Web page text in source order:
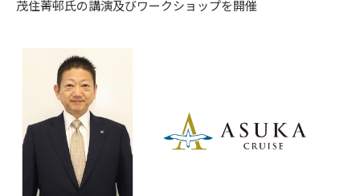
茂住菁邨氏の講演及びワークショップを開催